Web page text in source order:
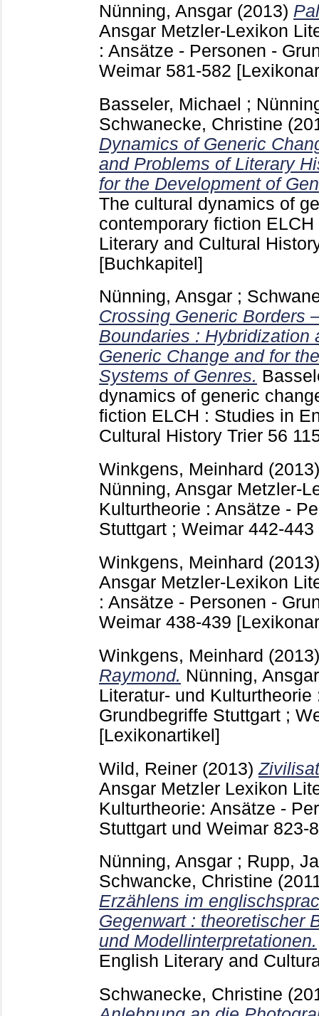
Nünning, Ansgar (2013)
Ansgar Metzler-Lexikon
: Ansätze - Personen -
Weimar 581-582
Basseler, Michael ;
Schwanecke, Christine
Dynamics of Generic
and Problems of Literary
for the Development of
The cultural dynamics of
contemporary fiction
Literary and Cultural
[Buchkapitel]
Nünning, Ansgar ;
Crossing Generic Borders
Boundaries : Hybridization
Generic Change and for
Systems of Genres.
dynamics of generic
fiction ELCH : Studies in
Cultural History Trier 56
Winkgens, Meinhard
Nünning, Ansgar Metzler-
Kulturtheorie : Ansätze -
Stuttgart ; Weimar 442-443
Winkgens, Meinhard
Ansgar Metzler-Lexikon
: Ansätze - Personen -
Weimar 438-439
Winkgens, Meinhard
Raymond. Nünning, Ansgar
Literatur- und
Grundbegriffe Stuttgart ;
[Lexikonartikel]
Wild, Reiner (2013)
Ansgar Metzler Lexikon
Kulturtheorie: Ansätze -
Stuttgart und Weimar 823-
Nünning, Ansgar ; Rupp,
Schwancke, Christine
Erzählens im
Gegenwart : theoretischer
und Modellinterpretationen.
English Literary and
Schwanecke, Christine